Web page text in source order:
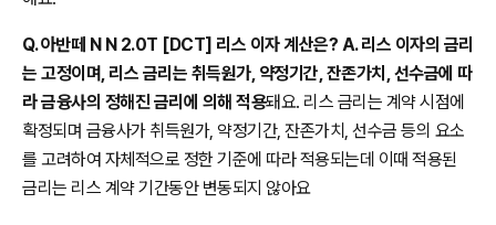
Q. 아반떼 N N 2.0T [DCT] 리스 이자 계산은? A. 리스 이자의 금리
는 고정이며, 리스 금리는 취득원가, 약정기간, 잔존가치, 선수금에 따
라 금융사의 정해진 금리에 의해 적용돼요. 리스 금리는 계약 시점에
확정되며 금융사가 취득원가, 약정기간, 잔존가치, 선수금 등의 요소
를 고려하여 자체적으로 정한 기준에 따라 적용되는데 이때 적용된
금리는 리스 계약 기간동안 변동되지 않아요